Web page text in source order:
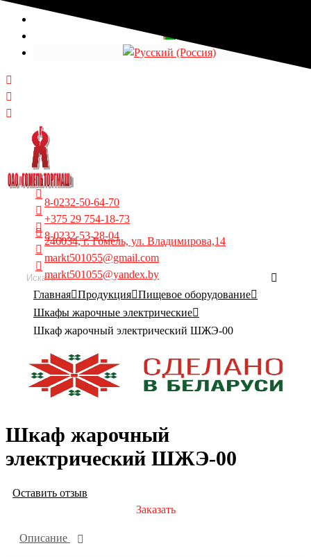
Выберите язык
8-0232-50-64-70
+375 29 754-18-73
8-0232-53-28-04
246034, г. Гомель, ул. Владимирова,14
markt501055@gmail.com
markt501055@yandex.by
Главная Продукция Пищевое оборудование
Шкафы жарочные электрические
Шкаф жарочный электрический ШЖЭ-00
Шкаф жарочный
электрический ШЖЭ-00
Оставить отзыв
Заказать
Описание